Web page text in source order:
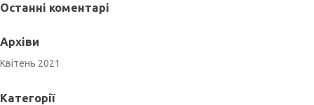
Останні коментарі
Архіви
Квітень 2021
Категорії